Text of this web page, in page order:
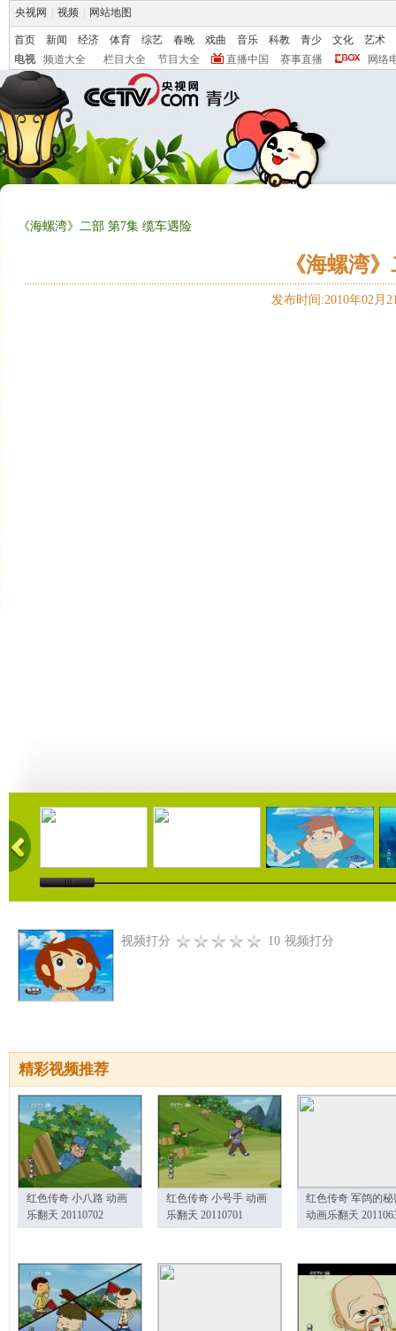
央视网 视频 网站地图
首页 新闻 经济 体育 综艺 春晚 戏曲 音乐 科教 青少 文化
艺术
电视
频道大全 栏目大全 节目大全 直播中国 赛事直播 网络
《海螺湾》二部 第7集 缆车遇险
《海螺湾
发布时间:2010年02月
08:10 07:57 09:07
视频打分 10 视频打分
精彩视频推荐
红色传奇 小八路 动画
乐翻天 20110702
红色传奇 小号手 动画
乐翻天 20110701
红色传奇 军鸽的秘
动画乐翻天